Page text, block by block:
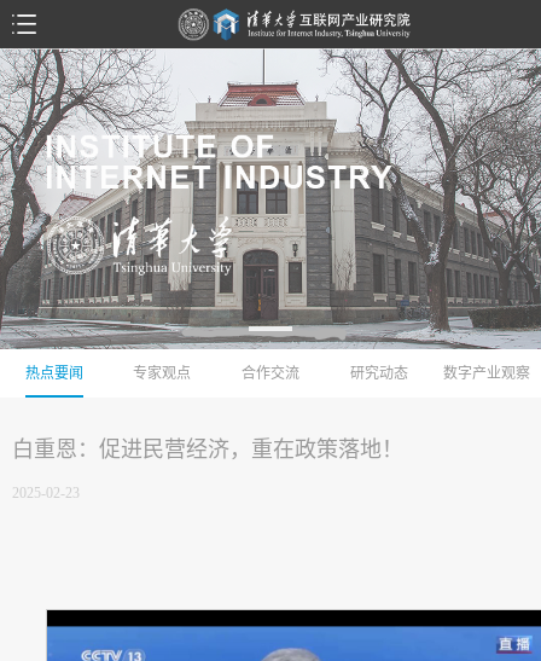
热点要闻 专家观点 合作交流 研究动态 数字产业观察
白重恩：促进民营经济，重在政策落地！
2025-02-23